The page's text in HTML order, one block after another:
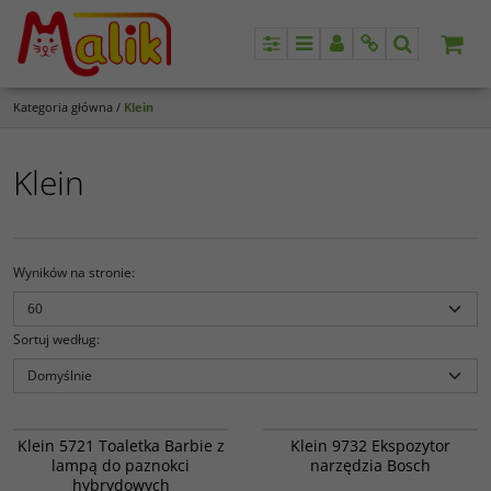
PanelMenuPanelInfoSzukaj
Kategoria główna / Klein
Klein
Wyników na stronie:
Sortuj według:
PROMOCJA
paznokci „Barbie” składa się ze
stołu z obrotowymi półkami,
obrotowego lustra wyposażonego
Klein 5721 Toaletka Barbie z
lampą do paznokci
hybrydowych
8375 Walizka z autem i wkrętarką
Bosch x 4 8379 Wyrzynarka Bosch x
Klein 9732 Ekspozytor
narzędzia Bosch